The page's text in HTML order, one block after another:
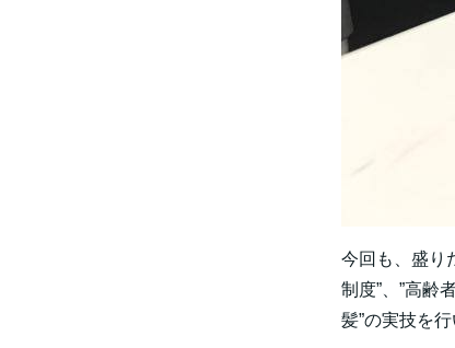
今回も、盛り
制度”、”高齢
髪”の実技を行